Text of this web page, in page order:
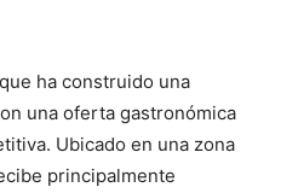
ha construido una
una oferta gastronómica
Ubicado en una zona
principalmente